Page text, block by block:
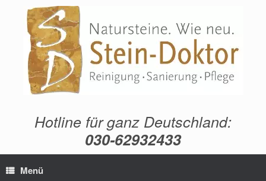
springen
Hotline für ganz Deutschland:
030-62932433
Menü